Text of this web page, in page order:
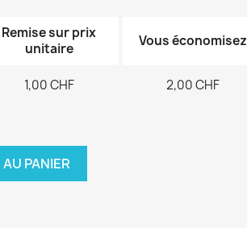
Remise sur prix
unitaire
Vous économisez
1,00 CHF 2,00 CHF
PANIER